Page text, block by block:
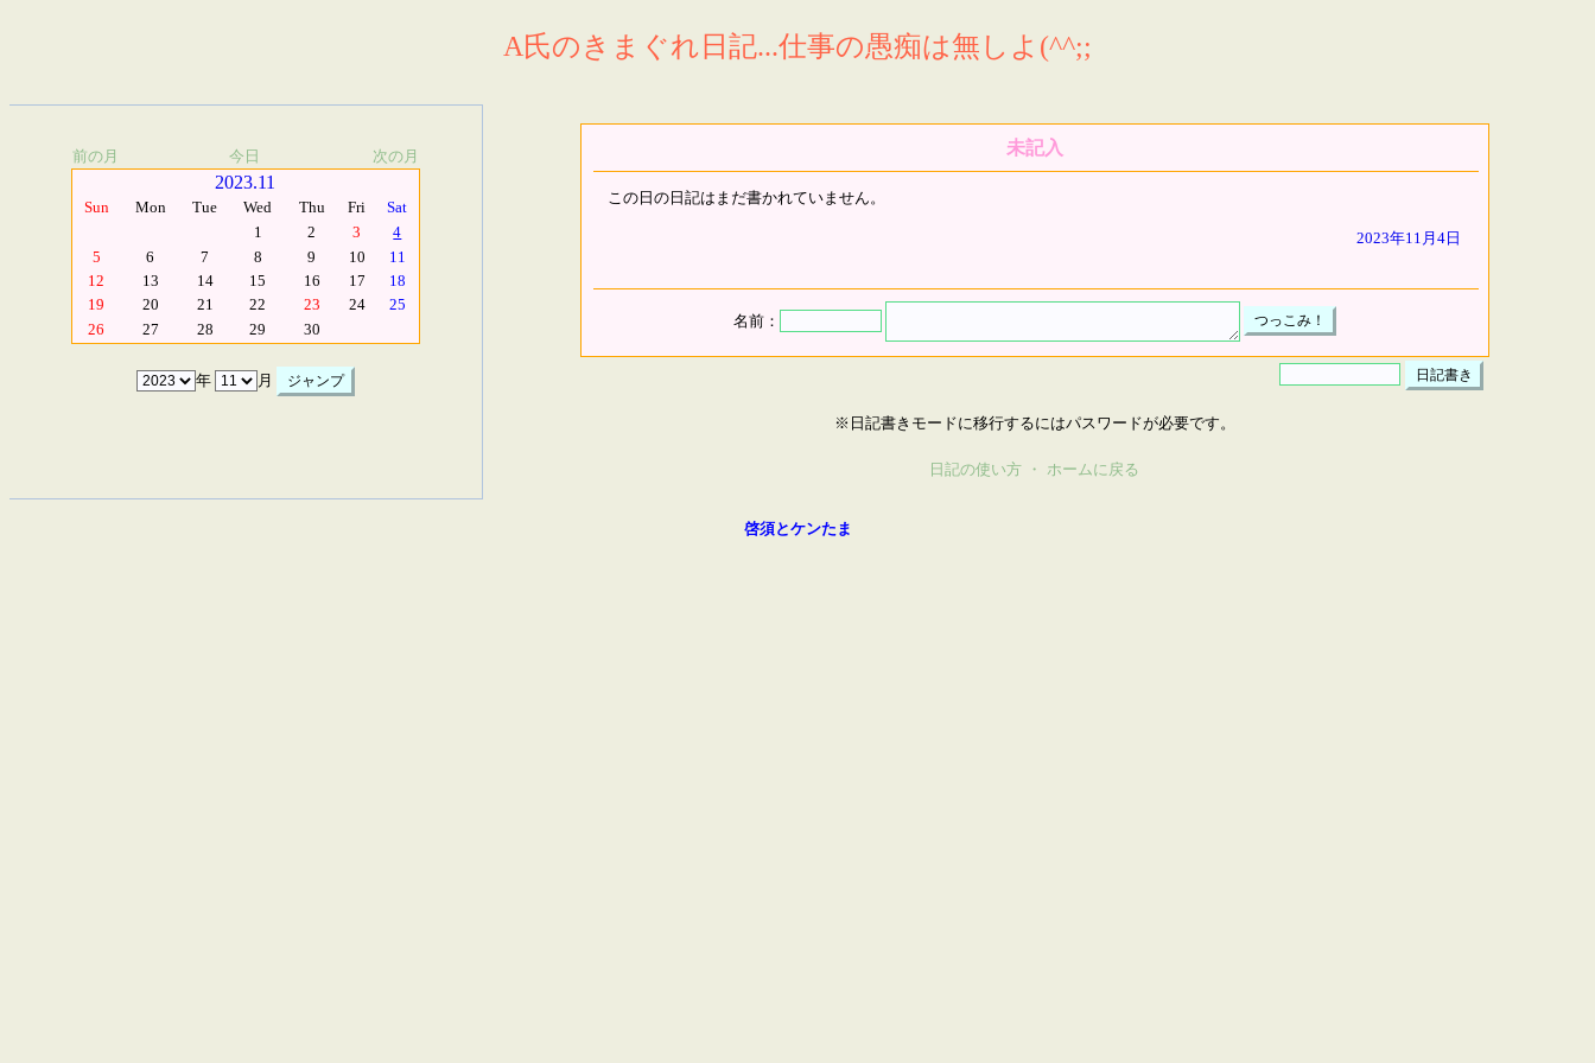
A氏のきまぐれ日記...仕事の愚痴は無しよ(^^;;
前の月 今日 次の月
2023.11
Sun Mon Tue Wed Thu Fri
Sat
1
2 3
4
5
6 7 8 9 10
11
12
13 14 15 16 17
18
19
20 21 22 23 24
25
26
27 28 29 30
年 月
未記入
この日の日記はまだ書かれていません。
2023年11月4日
名前：
※日記書きモードに移行するにはパスワードが必要です。
日記の使い方 ・ ホームに戻る
啓須とケンたま